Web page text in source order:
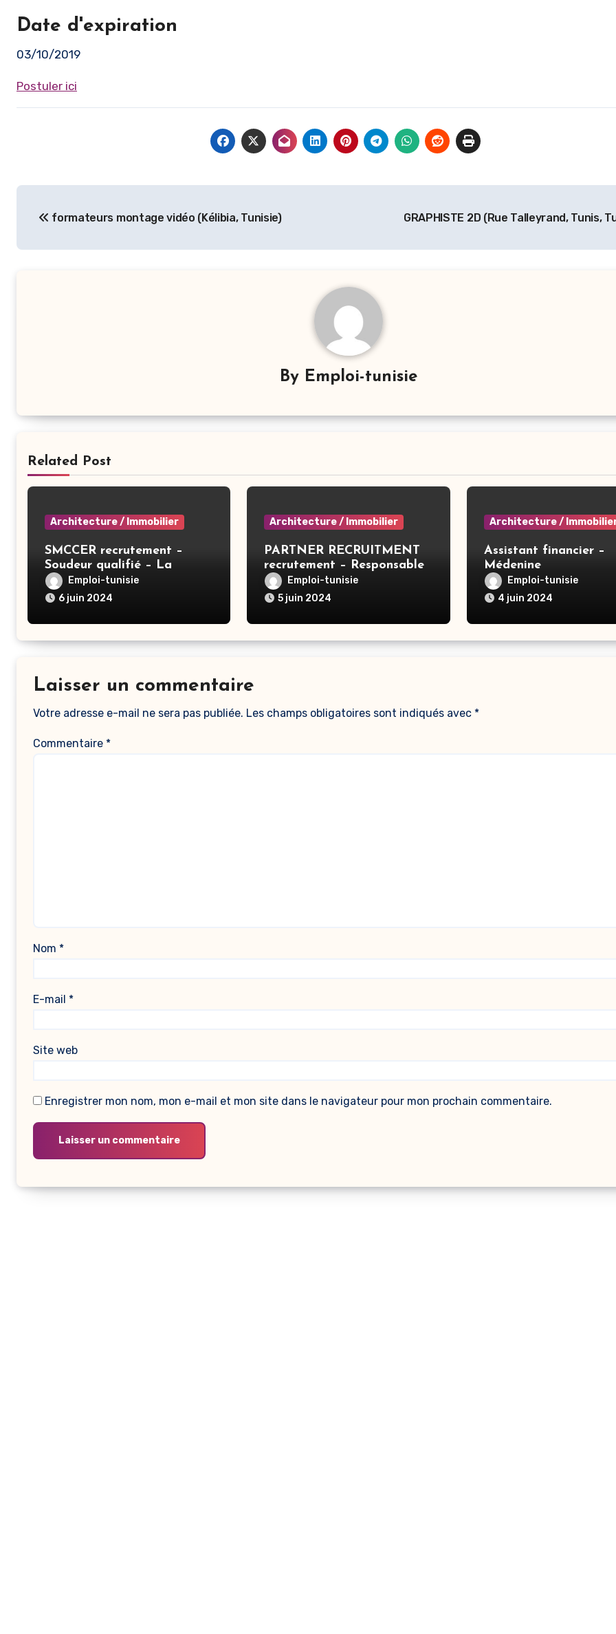
Date d'expiration
03/10/2019
Postuler ici
de
l’article
formateurs montage vidéo (Kélibia, Tunisie) GRAPHISTE 2D (Rue Talleyrand, Tunis,
By Emploi-tunisie
Related Post
Architecture / Immobilier
SMCCER recrutement –
Soudeur qualifié – La
Manouba
Emploi-tunisie
6 juin 2024
Architecture / Immobilier
PARTNER RECRUITMENT
recrutement – Responsable
Contrôle De
Gestion/Consolidation –
Emploi-tunisie
5 juin 2024
Architecture /
Assistant financier –
Médenine
Emploi-tunisie
4 juin 2024
Laisser un commentaire
Votre adresse e-mail ne sera pas publiée. Les champs obligatoires sont indiqués avec *
Commentaire *
Nom *
E-mail *
Site web
Enregistrer mon nom, mon e-mail et mon site dans le navigateur pour mon prochain commentaire.